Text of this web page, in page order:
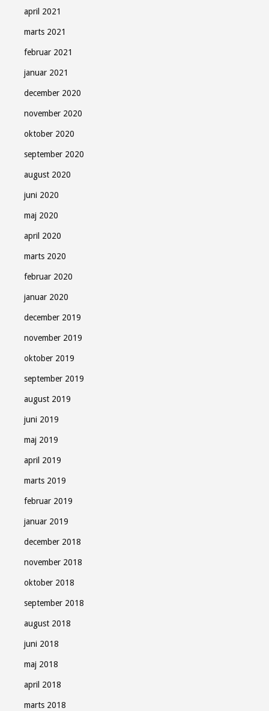
april 2021
marts 2021
februar 2021
januar 2021
december 2020
november 2020
oktober 2020
september 2020
august 2020
juni 2020
maj 2020
april 2020
marts 2020
februar 2020
januar 2020
december 2019
november 2019
oktober 2019
september 2019
august 2019
juni 2019
maj 2019
april 2019
marts 2019
februar 2019
januar 2019
december 2018
november 2018
oktober 2018
september 2018
august 2018
juni 2018
maj 2018
april 2018
marts 2018